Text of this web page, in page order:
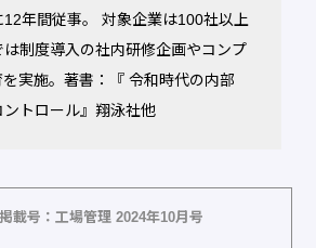
12年間従事。 対象企業は100社以上
は制度導入の社内研修企画やコンプ
実施。著書：『 令和時代の内部
トロール』翔泳社他
載号：工場管理 2024年10月号